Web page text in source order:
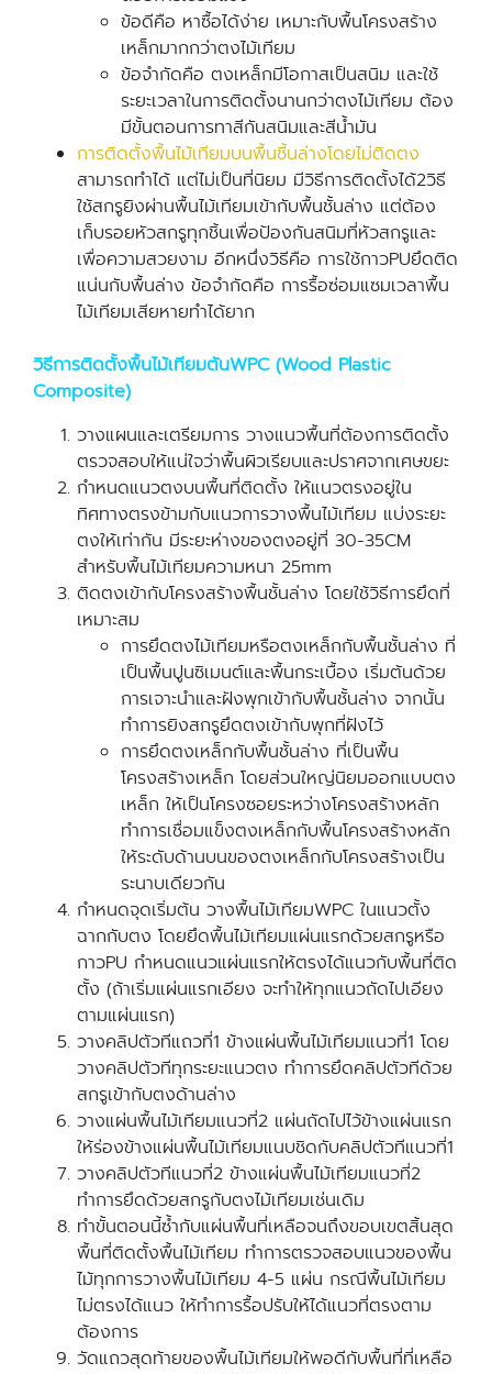
ข้อดีคือ หาซื้อได้ง่าย เหมาะกับพื้นโครงสร้าง
เหล็กมากกว่าตงไม้เทียม
ข้อจำกัดคือ ตงเหล็กมีโอกาสเป็นสนิม และใช้
ระยะเวลาในการติดตั้งนานกว่าตงไม้เทียม ต้อง
มีขั้นตอนการทาสีกันสนิมและสีน้ำมัน
การติดตั้งพื้นไม้เทียมบนพื้นชี้นล่างโดยไม่ติดตง
สามารถทำได้ แต่ไม่เป็นที่นิยม มีวิธีการติดตั้งได้2วิธี
ใช้สกรูยิงผ่านพื้นไม้เทียมเข้ากับพื้นชั้นล่าง แต่ต้อง
เก็บรอยหัวสกรูทุกชิ้นเพื่อป้องกันสนิมที่หัวสกรูและ
เพื่อความสวยงาม อีกหนึ่งวิธีคือ การใช้กาวPUยึดติด
แน่นกับพื้นล่าง ข้อจำกัดคือ การรื้อซ่อมแซมเวลาพื้น
ไม้เทียมเสียหายทำได้ยาก
วิธีการติดตั้งพื้นไม้เทียมตันWPC (Wood Plastic
Composite)
วางแผนและเตรียมการ วางแนวพื้นที่ต้องการติดตั้ง
ตรวจสอบให้แน่ใจว่าพื้นผิวเรียบและปราศจากเศษขยะ
กำหนดแนวตงบนพื้นที่ติดตั้ง ให้แนวตรงอยู่ใน
ทิศทางตรงข้ามกับแนวการวางพื้นไม้เทียม แบ่งระยะ
ตงให้เท่ากัน มีระยะห่างของตงอยู่ที่ 30-35CM
สำหรับพื้นไม้เทียมความหนา 25mm
ติดตงเข้ากับโครงสร้างพื้นชั้นล่าง โดยใช้วิธีการยึดที่
เหมาะสม
การยึดตงไม้เทียมหรือตงเหล็กกับพื้นชั้นล่าง ที่
เป็นพื้นปูนซิเมนต์และพื้นกระเบื้อง เริ่มต้นด้วย
การเจาะนำและฝังพุกเข้ากับพื้นชั้นล่าง จากนั้น
ทำการยิงสกรูยึดตงเข้ากับพุกที่ฝังไว้
การยึดตงเหล็กกับพื้นชั้นล่าง ที่เป็นพื้น
โครงสร้างเหล็ก โดยส่วนใหญ่นิยมออกแบบตง
เหล็ก ให้เป็นโครงซอยระหว่างโครงสร้างหลัก
ทำการเชื่อมแข็งตงเหล็กกับพื้นโครงสร้างหลัก
ให้ระดับด้านบนของตงเหล็กกับโครงสร้างเป็น
ระนาบเดียวกัน
กำหนดจุดเริ่มต้น วางพื้นไม้เทียมWPC ในแนวตั้ง
ฉากกับตง โดยยึดพื้นไม้เทียมแผ่นแรกด้วยสกรูหรือ
กาวPU กำหนดแนวแผ่นแรกให้ตรงได้แนวกับพื้นที่ติด
ตั้ง (ถ้าเริ่มแผ่นแรกเอียง จะทำให้ทุกแนวถัดไปเอียง
ตามแผ่นแรก)
วางคลิปตัวทีแถวที่1 ข้างแผ่นพื้นไม้เทียมแนวที่1 โดย
วางคลิปตัวทีทุกระยะแนวตง ทำการยึดคลิปตัวทีด้วย
สกรูเข้ากับตงด้านล่าง
วางแผ่นพื้นไม้เทียมแนวที่2 แผ่นถัดไปไว้ข้างแผ่นแรก
ให้ร่องข้างแผ่นพื้นไม้เทียมแนบชิดกับคลิปตัวทีแนวที่1
วางคลิปตัวทีแนวที่2 ข้างแผ่นพื้นไม้เทียมแนวที่2
ทำการยึดด้วยสกรูกับตงไม้เทียมเช่นเดิม
ทำขั้นตอนนี้ซ้ำกับแผ่นพื้นที่เหลือจนถึงขอบเขตสิ้นสุด
พื้นที่ติดตั้งพื้นไม้เทียม ทำการตรวจสอบแนวของพื้น
ไม้ทุกการวางพื้นไม้เทียม 4-5 แผ่น กรณีพื้นไม้เทียม
ไม่ตรงได้แนว ให้ทำการรื้อปรับให้ได้แนวที่ตรงตาม
ต้องการ
วัดแถวสุดท้ายของพื้นไม้เทียมให้พอดีกับพื้นที่ที่เหลือ